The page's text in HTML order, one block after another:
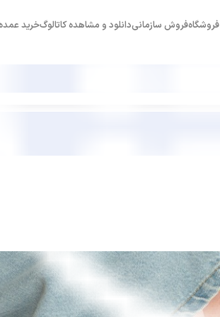
فروشگاهفروش سازمانیدانلود و مشاهده کاتالوگخرید